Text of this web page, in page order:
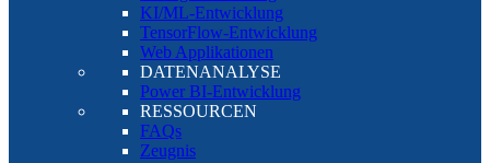
KI/ML-Entwicklung
TensorFlow-Entwicklung
Web Applikationen
DATENANALYSE
Power BI-Entwicklung
RESSOURCEN
FAQs
Zeugnis